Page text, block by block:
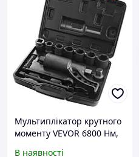
Мультиплікатор крутного
моменту VEVOR 6800 Нм,
В наявності